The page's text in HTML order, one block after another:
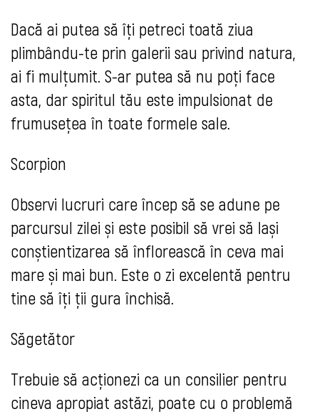
Dacă ai putea să îți petreci toată ziua
plimbându-te prin galerii sau privind natura,
ai fi mulțumit. S-ar putea să nu poți face
asta, dar spiritul tău este impulsionat de
frumusețea în toate formele sale.
Scorpion
Observi lucruri care încep să se adune pe
parcursul zilei și este posibil să vrei să lași
conștientizarea să înflorească în ceva mai
mare și mai bun. Este o zi excelentă pentru
tine să îți ții gura închisă.
Săgetător
Trebuie să acționezi ca un consilier pentru
cineva apropiat astăzi, poate cu o problemă